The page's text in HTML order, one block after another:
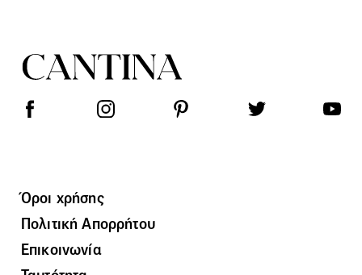
Όροι χρήσης
Πολιτική Απορρήτου
Επικοινωνία